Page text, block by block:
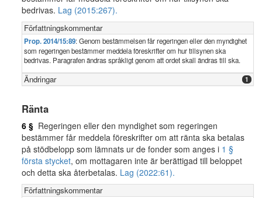
bedrivas. Lag (2015:267).
Författningskommentar
Prop. 2014/15:89: Genom bestämmelsen får regeringen eller den myndighet
som regeringen bestämmer meddela föreskrifter om hur tillsynen ska
bedrivas. Paragrafen ändras språkligt genom att ordet skall ändras till ska.
Ändringar 1
Ränta
6 § Regeringen eller den myndighet som regeringen
bestämmer får meddela föreskrifter om att ränta ska betalas
på stödbelopp som lämnats ur de fonder som anges i 1 §
första stycket, om mottagaren inte är berättigad till beloppet
och detta ska återbetalas. Lag (2022:61).
Författningskommentar